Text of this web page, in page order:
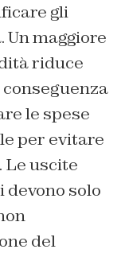
gli
maggiore
riduce
le spese
per evitare
uscite
devono solo
del